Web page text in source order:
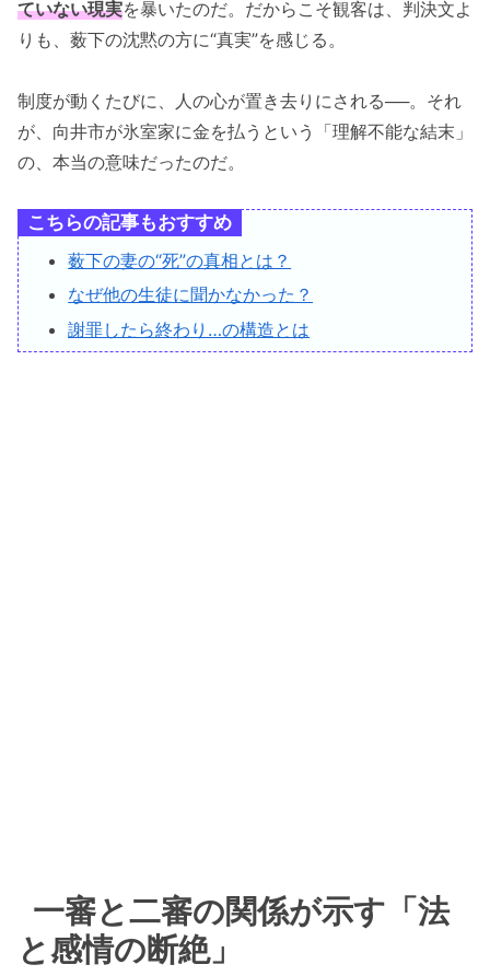
ていない現実を暴いたのだ。だからこそ観客は、判決文よ
りも、薮下の沈黙の方に“真実”を感じる。
制度が動くたびに、人の心が置き去りにされる──。それ
が、向井市が氷室家に金を払うという「理解不能な結末」
の、本当の意味だったのだ。
こちらの記事もおすすめ
薮下の妻の“死”の真相とは？
なぜ他の生徒に聞かなかった？
謝罪したら終わり…の構造とは
一審と二審の関係が示す「法
と感情の断絶」